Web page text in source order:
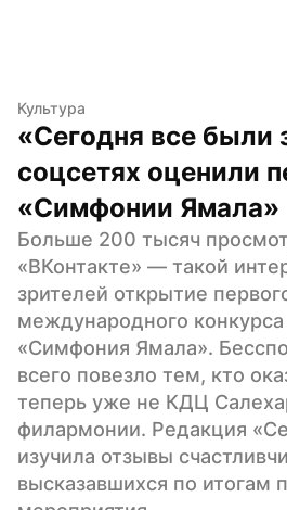
Культура
«Сегодня все были
соцсетях оценили
«Симфонии Ямала»
Больше 200 тысяч
«ВКонтакте» — такой
зрителей открытие
международного
«Симфония Ямала».
всего повезло тем, кто
теперь уже не КДЦ
филармонии. Редакция
изучила отзывы
высказавшихся по итогам